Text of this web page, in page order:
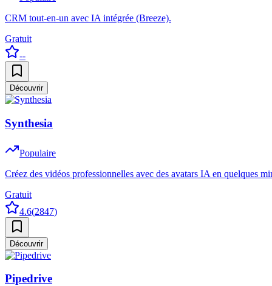
CRM tout-en-un avec IA intégrée (Breeze).
Gratuit
--
Découvrir
Synthesia
Populaire
Créez des vidéos professionnelles avec des avatars IA en quelques
Gratuit
4.6(2847)
Découvrir
Pipedrive